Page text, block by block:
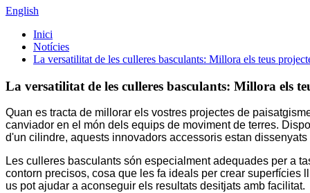
English
Inici
Notícies
La versatilitat de les culleres basculants: Millora els teus
La versatilitat de les culleres basculants: Millora els
Quan es tracta de millorar els vostres projectes de
canviador en el món dels equips de moviment de terres.
d'un cilindre, aquests innovadors accessoris estan
Les culleres basculants són especialment adequades per a
contorn precisos, cosa que les fa ideals per crear superfícies
us pot ajudar a aconseguir els resultats desitjats amb facilitat.